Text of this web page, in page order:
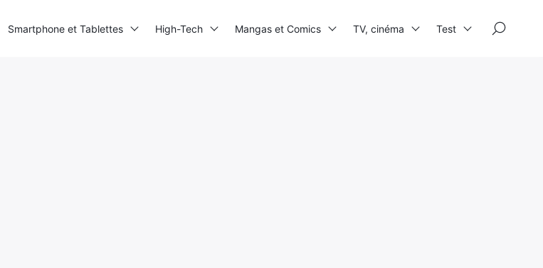
Smartphone et Tablettes High-Tech Mangas et Comics TV, cinéma Test